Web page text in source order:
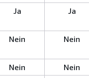
Ja Ja
Nein Nein
Nein Nein